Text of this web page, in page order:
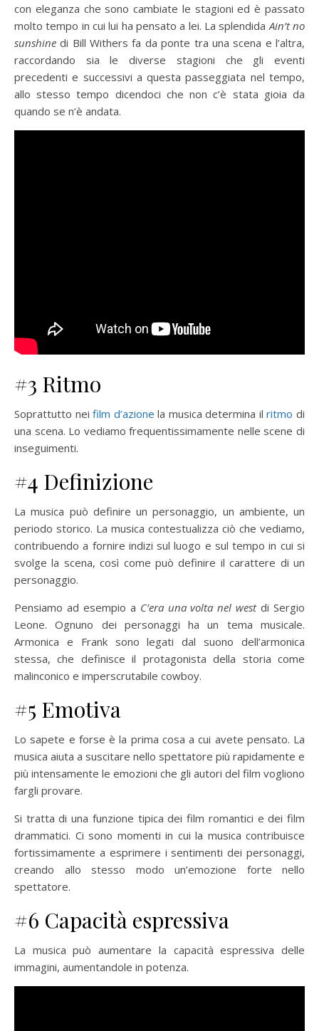
con eleganza che sono cambiate le stagioni ed è passato
molto tempo in cui lui ha pensato a lei. La splendida Ain’t no
sunshine di Bill Withers fa da ponte tra una scena e l’altra,
raccordando sia le diverse stagioni che gli eventi
precedenti e successivi a questa passeggiata nel tempo,
allo stesso tempo dicendoci che non c’è stata gioia da
quando se n’è andata.
#3 Ritmo
Soprattutto neifilm d’azione la musica determina ilritmo di
una scena. Lo vediamo frequentissimamente nelle scene di
inseguimenti.
#4 Definizione
La musica può definire un personaggio, un ambiente, un
periodo storico. La musica contestualizza ciò che vediamo,
contribuendo a fornire indizi sul luogo e sul tempo in cui si
svolge la scena, così come può definire il carattere di un
personaggio.
Pensiamo ad esempio a C’era una volta nel westdi Sergio
Leone. Ognuno dei personaggi ha un tema musicale.
Armonica e Frank sono legati dal suono dell’armonica
stessa, che definisce il protagonista della storia come
malinconico e imperscrutabile cowboy.
#5 Emotiva
Lo sapete e forse è la prima cosa a cui avete pensato. La
musica aiuta a suscitare nello spettatore più rapidamente e
più intensamente le emozioni che gli autori del film vogliono
fargli provare.
Si tratta di una funzione tipica dei film romantici e dei film
drammatici. Ci sono momenti in cui la musica contribuisce
fortissimamente a esprimere i sentimenti dei personaggi,
creando allo stesso modo un’emozione forte nello
spettatore.
#6 Capacità espressiva
La musica può aumentare la capacità espressiva delle
immagini, aumentandole in potenza.